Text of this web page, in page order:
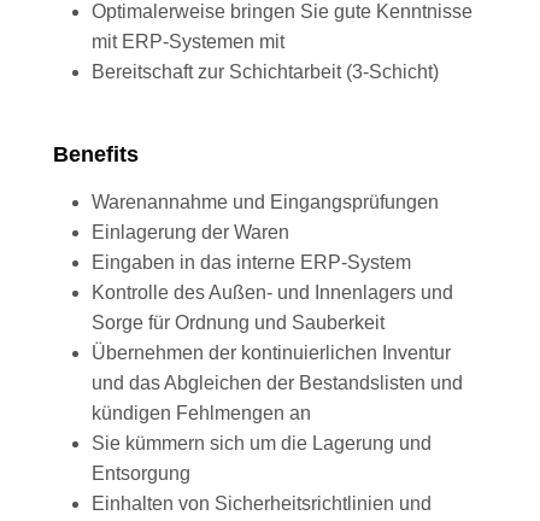
Optimalerweise bringen Sie gute Kenntnisse
mit ERP-Systemen mit
Bereitschaft zur Schichtarbeit (3-Schicht)
Benefits
Warenannahme und Eingangsprüfungen
Einlagerung der Waren
Eingaben in das interne ERP-System
Kontrolle des Außen- und Innenlagers und
Sorge für Ordnung und Sauberkeit
Übernehmen der kontinuierlichen Inventur
und das Abgleichen der Bestandslisten und
kündigen Fehlmengen an
Sie kümmern sich um die Lagerung und
Entsorgung
Einhalten von Sicherheitsrichtlinien und